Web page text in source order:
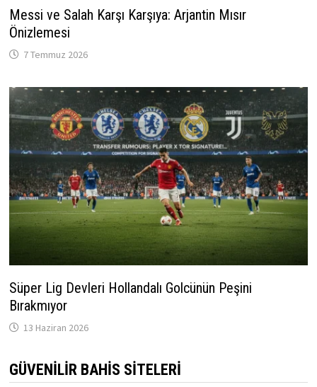
Messi ve Salah Karşı Karşıya: Arjantin Mısır
Önizlemesi
7 Temmuz 2026
Süper Lig Devleri Hollandalı Golcünün Peşini
Bırakmıyor
13 Haziran 2026
GÜVENILIR BAHIS SITELERI